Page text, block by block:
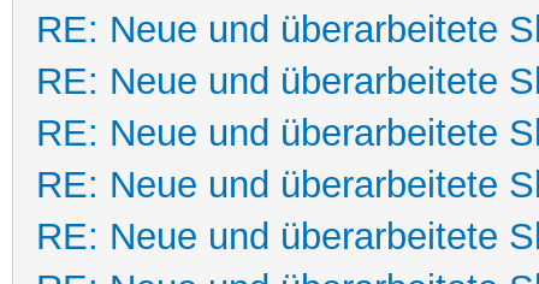
RE: Neue und überarbeitete
RE: Neue und überarbeitete
RE: Neue und überarbeitete
RE: Neue und überarbeitete
RE: Neue und überarbeitete